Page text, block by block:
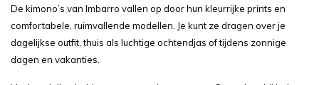
De kimono’s van Imbarro vallen op door hun kleurrijke prints en
comfortabele, ruimvallende modellen. Je kunt ze dragen over je
dagelijkse outfit, thuis als luchtige ochtendjas of tijdens zonnige
dagen en vakanties.